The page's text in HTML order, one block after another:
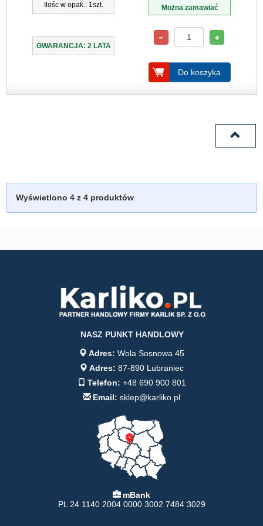
Ilośc w opak.: 1szt.
GWARANCJA: 2 LATA
Można zamawiać
Do koszyka
Wyświetlono 4 z 4 produktów
NASZ PUNKT HANDLOWY
Adres: Wola Sosnowa 45
Adres: 87-890 Lubraniec
Telefon: +48 690 900 801
Email: sklep@karliko.pl
mBank
PL 24 1140 2004 0000 3002 7484 3029